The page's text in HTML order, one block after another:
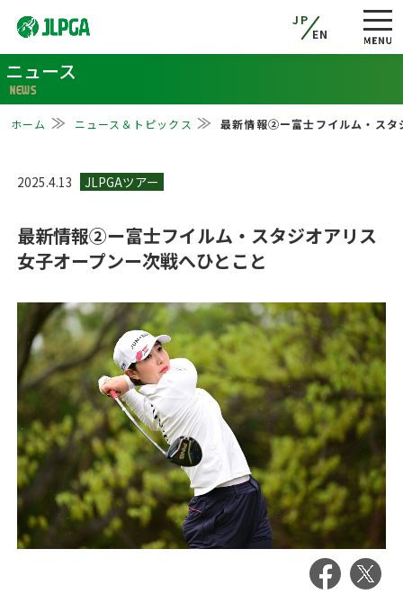
JP
EN
ニュース
NEWS
ホーム ニュース＆トピックス 最新情報②ー富士フイルム・スタ
2025.4.13
最新情報②ー富士フイルム・スタジオアリス
女子オープンー次戦へひとこと